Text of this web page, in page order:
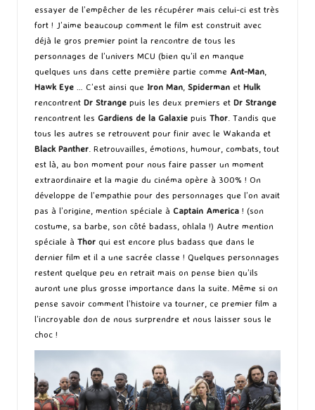
essayer de l’empêcher de les récupérer mais celui-ci est très
fort ! J’aime beaucoup comment le film est construit avec
déjà le gros premier point la rencontre de tous les
personnages de l’univers MCU (bien qu’il en manque
quelques uns dans cette première partie comme Ant-Man
Hawk Eye … C’est ainsi que Iron Man Spiderman et Hulk
rencontrent Dr Strange puis les deux premiers et Dr Strange
rencontrent les Gardiens de la Galaxie puis Thor . Tandis que
tous les autres se retrouvent pour finir avec le Wakanda et
Black Panther . Retrouvailles, émotions, humour, combats, tout
est là, au bon moment pour nous faire passer un moment
extraordinaire et la magie du cinéma opère à 300% ! On
développe de l’empathie pour des personnages que l’on avait
pas à l’origine, mention spéciale à Captain America ! (son
costume, sa barbe, son côté badass, ohlala !) Autre mention
spéciale à Thor qui est encore plus badass que dans le
dernier film et il a une sacrée classe ! Quelques personnages
restent quelque peu en retrait mais on pense bien qu’ils
auront une plus grosse importance dans la suite. Même si on
pense savoir comment l’histoire va tourner, ce premier film a
l’incroyable don de nous surprendre et nous laisser sous le
choc !